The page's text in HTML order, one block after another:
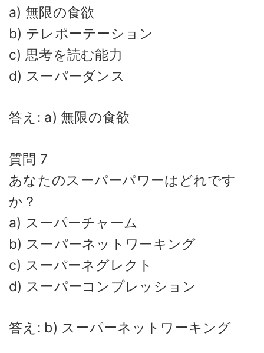
a) 無限の食欲
b) テレポーテーション
c) 思考を読む能力
d) スーパーダンス
答え: a) 無限の食欲
質問 7
あなたのスーパーパワーはどれです
か？
a) スーパーチャーム
b) スーパーネットワーキング
c) スーパーネグレクト
d) スーパーコンプレッション
答え: b) スーパーネットワーキング